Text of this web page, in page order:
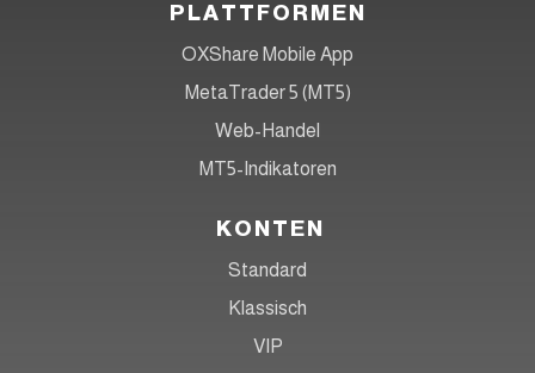
PLATTFORMEN
OXShare Mobile App
MetaTrader 5 (MT5)
Web-Handel
MT5-Indikatoren
KONTEN
Standard
Klassisch
VIP